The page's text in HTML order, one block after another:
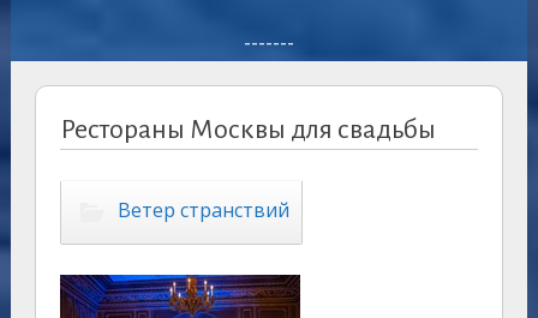
-------
Рестораны Москвы для свадьбы
Ветер странствий